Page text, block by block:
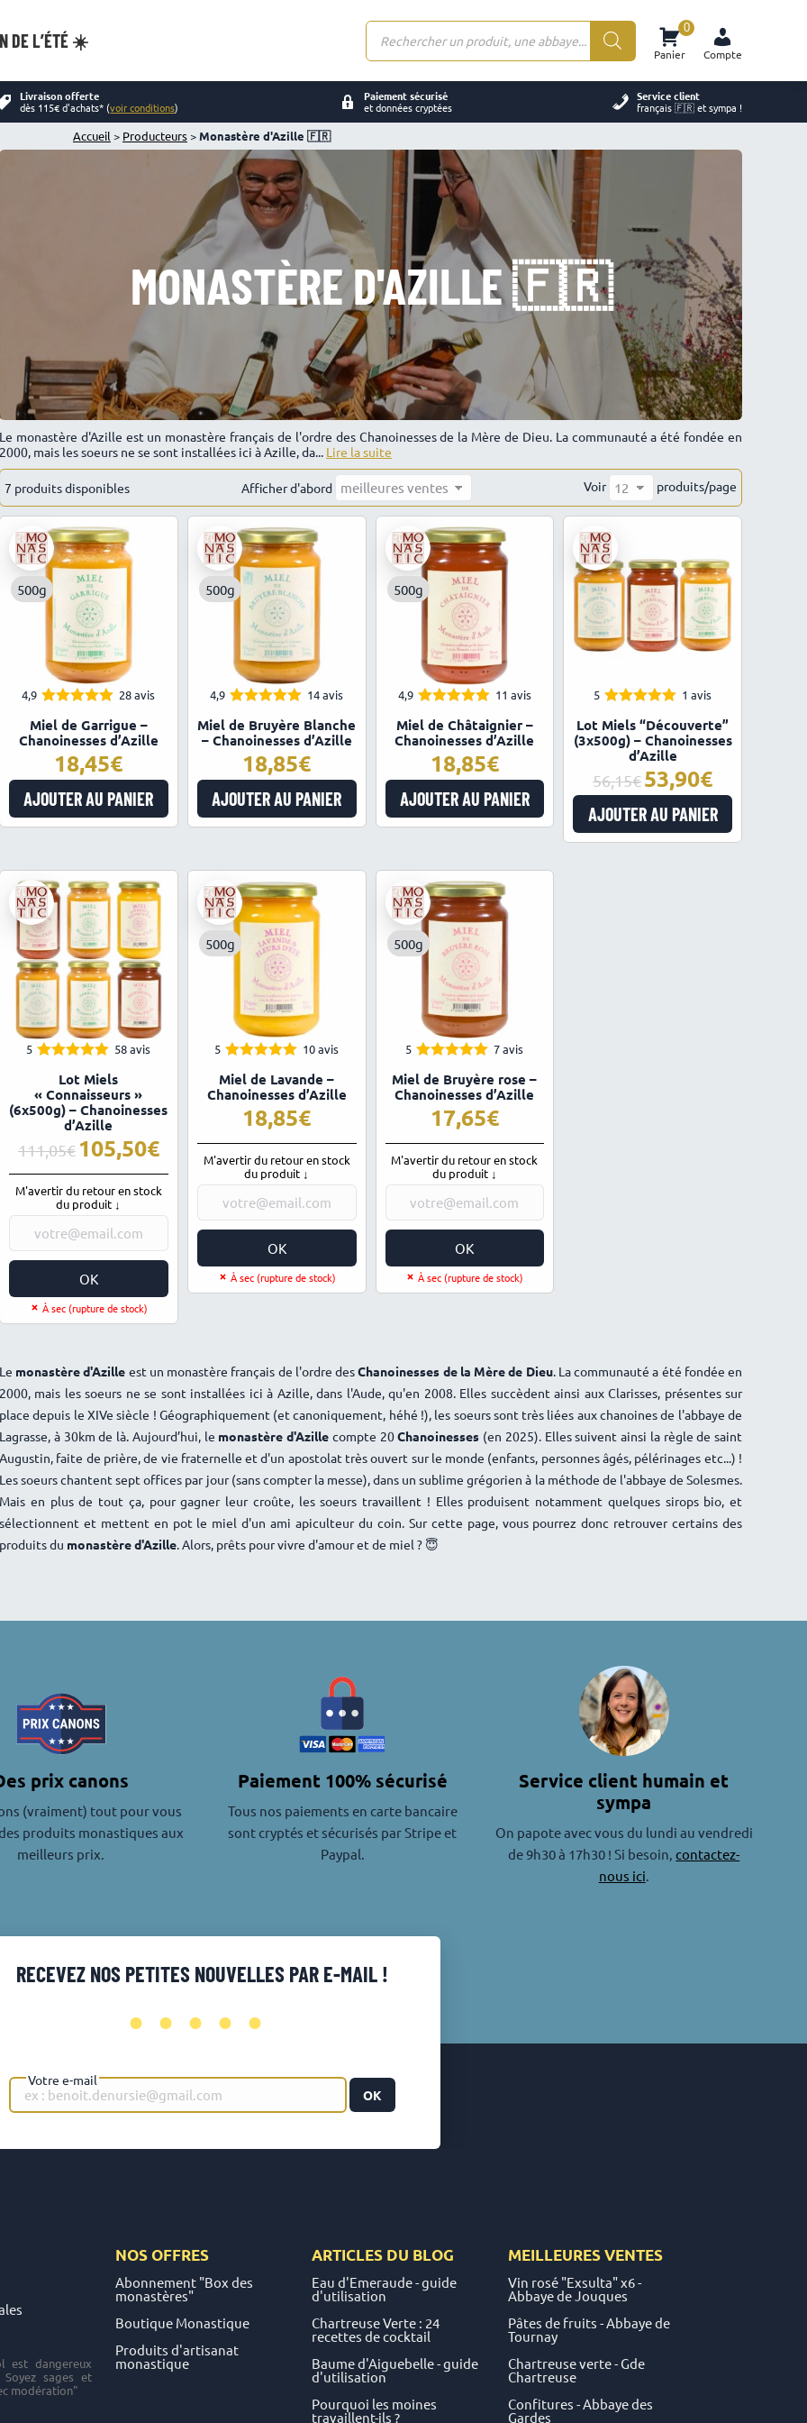
DE L’ÉTÉ ☀️ Recherche
produits
Panier
0
Compte
Livraison offerte
dès 115€ d'achats* (voir conditions)
Paiement sécurisé
et données cryptées
Service client
français 🇫🇷 et sympa !
Accueil > Producteurs>Monastère d'Azille 🇫🇷
MONASTÈRE D'AZILLE 🇫🇷
Le monastère d'Azille est un monastère français de l'ordre des Chanoinesses de la Mère de Dieu. La communauté a été fondée en
2000, mais les soeurs ne se sont installées ici à Azille, da... Lire la suite
7 produits disponibles
par
Afficher d'abord Voir produits/page
500g
4,9
Note
sur 5
28 avis
Miel de Garrigue –
Chanoinesses d’Azille
18,45
AJOUTER AU PANIER
500g
4,9
Note 4.93
sur 5
14 avis
Miel de Bruyère Blanche
– Chanoinesses d’Azille
18,85
AJOUTER AU PANIER
500g
4,9
Note 4.91
sur 5
11 avis
Miel de Châtaignier –
Chanoinesses d’Azille
18,85
AJOUTER AU PANIER
5
Note5.00
sur 5
1 avis
Lot Miels “Découverte”
(3x500g) – Chanoinesses
d’Azille
56,15
Le
prix
initial
était :
53,90
prix
actuel
est :
AJOUTER AU PANIER
5
4.97
sur 5
58 avis
Lot Miels
« Connaisseurs »
(6x500g) – Chanoinesses
d’Azille
111,05
Le
était :
111,05€.
105,50
Le
est :
105,50€.
M'avertir du retour en stock
du produit ↓
OK
À sec (rupture de stock)
500g
5
Note
sur 5
10 avis
Miel de Lavande –
Chanoinesses d’Azille
18,85
M'avertir du retour en stock
du produit ↓
OK
À sec (rupture de stock)
500g
5
Note 5.00
sur 5
7 avis
Miel de Bruyère rose –
Chanoinesses d’Azille
17,65
M'avertir du retour en stock
du produit ↓
OK
À sec (rupture de stock)
Le monastère d'Azille est un monastère français de l'ordre desChanoinesses de la Mère de Dieu. La communauté a été fondée en
2000, mais les soeurs ne se sont installées ici à Azille, dans l'Aude, qu'en 2008. Elles succèdent ainsi aux Clarisses, présentes sur
place depuis le XIVe siècle ! Géographiquement (et canoniquement, héhé !), les soeurs sont très liées aux chanoines de l'abbaye de
Lagrasse, à 30km de là. Aujourd’hui, le monastère d'Azille compte 20Chanoinesses (en 2025). Elles suivent ainsi la règle de saint
Augustin, faite de prière, de vie fraternelle et d'un apostolat très ouvert sur le monde (enfants, personnes âgés, pélérinages etc...) !
Les soeurs chantent sept offices par jour (sans compter la messe), dans un sublime grégorien à la méthode de l'abbaye de Solesmes.
Mais en plus de tout ça, pour gagner leur croûte, les soeurs travaillent ! Elles produisent notamment quelques sirops bio, et
sélectionnent et mettent en pot le miel d'un ami apiculteur du coin. Sur cette page, vous pourrez donc retrouver certains des
produits du monastère d'Azille . Alors, prêts pour vivre d'amour et de miel ? 😇
prix canons
(vraiment) tout pour vous
produits monastiques aux
meilleurs prix.
Paiement 100% sécurisé
Tous nos paiements en carte bancaire
sont cryptés et sécurisés par Stripe et
Paypal.
Service client humain et
sympa
On papote avec vous du lundi au vendredi
de 9h30 à 17h30 ! Si besoin,contactez-
nous ici.
RECEVEZ NOS PETITES NOUVELLES PAR E-MAIL !
•••••
Votre e-mail
OK
est dangereux
sages et
modération"
NOS OFFRES
Abonnement "Box des
monastères"
Boutique Monastique
Produits d'artisanat
monastique
ARTICLES DU BLOG
Eau d'Emeraude - guide
d'utilisation
Chartreuse Verte : 24
recettes de cocktail
Baume d'Aiguebelle - guide
d'utilisation
Pourquoi les moines
travaillent-ils ?
MEILLEURES VENTES
Vin rosé "Exsulta" x6 -
Abbaye de Jouques
Pâtes de fruits - Abbaye de
Tournay
Chartreuse verte - Gde
Chartreuse
Confitures - Abbaye des
Gardes